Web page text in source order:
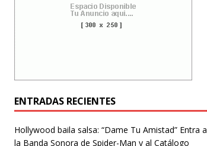
ENTRADAS RECIENTES
Hollywood baila salsa: “Dame Tu Amistad” Entra a
la Banda Sonora de Spider-Man y al Catálogo